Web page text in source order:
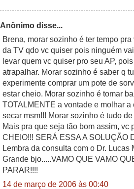
Anônimo disse...
Brena, morar sozinho é ter tempo
da TV qdo vc quiser pois ninguém
levar quem vc quiser pro seu AP,
atrapalhar. Morar sozinho é saber q
experimente comprar um pote de
estar cheio. Morar sozinho é tomar
TOTALMENTE a vontade e molhar
secar msm!!! Morar sozinho é tudo
Mais pra que seja tão bom assim, vc
CHEIO!!! SERÁ ESSA A SOLUÇÃO
Lembra da consulta com o Dr. Lucas
Grande bjo.....VAMO QUE VAMO
PARAR!!!!
14 de março de 2006 às 00:40